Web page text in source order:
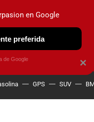
OBSERVATORIO
GPS SUV
×
en Google
preferida
de Google